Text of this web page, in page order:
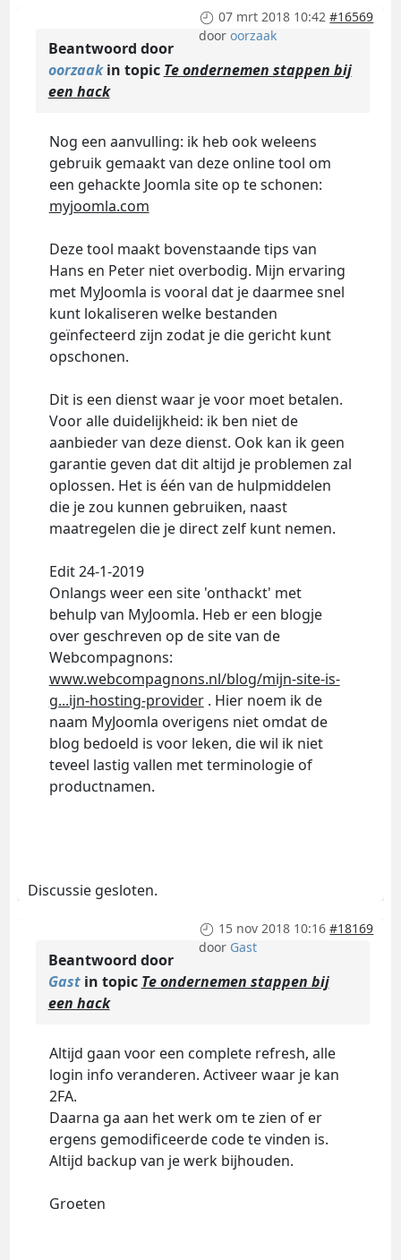
07 mrt 2018 10:42 #16569
dooroorzaak
Beantwoord door
oorzaakin topic Te ondernemen stappen bij
een hack
Nog een aanvulling: ik heb ook weleens
gebruik gemaakt van deze online tool om
een gehackte Joomla site op te schonen:
myjoomla.com
Deze tool maakt bovenstaande tips van
Hans en Peter niet overbodig. Mijn ervaring
met MyJoomla is vooral dat je daarmee snel
kunt lokaliseren welke bestanden
geïnfecteerd zijn zodat je die gericht kunt
opschonen.
Dit is een dienst waar je voor moet betalen.
Voor alle duidelijkheid: ik ben niet de
aanbieder van deze dienst. Ook kan ik geen
garantie geven dat dit altijd je problemen zal
oplossen. Het is één van de hulpmiddelen
die je zou kunnen gebruiken, naast
maatregelen die je direct zelf kunt nemen.
Edit 24-1-2019
Onlangs weer een site 'onthackt' met
behulp van MyJoomla. Heb er een blogje
over geschreven op de site van de
Webcompagnons:
www.webcompagnons.nl/blog/mijn-site-is-
g...ijn-hosting-provider. Hier noem ik de
naam MyJoomla overigens niet omdat de
blog bedoeld is voor leken, die wil ik niet
teveel lastig vallen met terminologie of
productnamen.
Discussie gesloten.
15 nov 2018 10:16 #18169
door Gast
Beantwoord door
Gastin topic Te ondernemen stappen bij
een hack
Altijd gaan voor een complete refresh, alle
login info veranderen. Activeer waar je kan
2FA.
Daarna ga aan het werk om te zien of er
ergens gemodificeerde code te vinden is.
Altijd backup van je werk bijhouden.
Groeten